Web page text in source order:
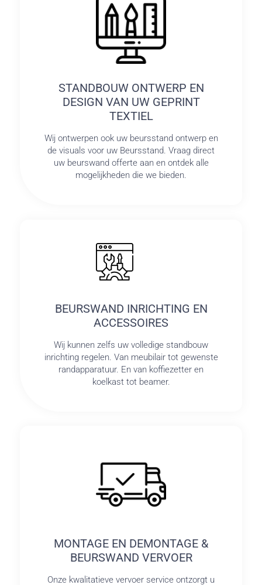
STANDBOUW ONTWERP EN
DESIGN VAN UW GEPRINT
TEXTIEL
Wij ontwerpen ook uw beursstand ontwerp en
de visuals voor uw Beursstand. Vraag direct
uw beurswand offerte aan en ontdek alle
mogelijkheden die we bieden.
BEURSWAND INRICHTING EN
ACCESSOIRES
Wij kunnen zelfs uw volledige standbouw
inrichting regelen. Van meubilair tot gewenste
randapparatuur. En van koffiezetter en
koelkast tot beamer.
MONTAGE EN DEMONTAGE &
BEURSWAND VERVOER
Onze kwalitatieve vervoer service ontzorgt u